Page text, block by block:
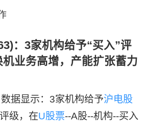
：3家机构给予“买入”评
业务高增，产能扩张蓄力
据显示：3家机构给予沪电股
级，在U股票--A股--机构--买入